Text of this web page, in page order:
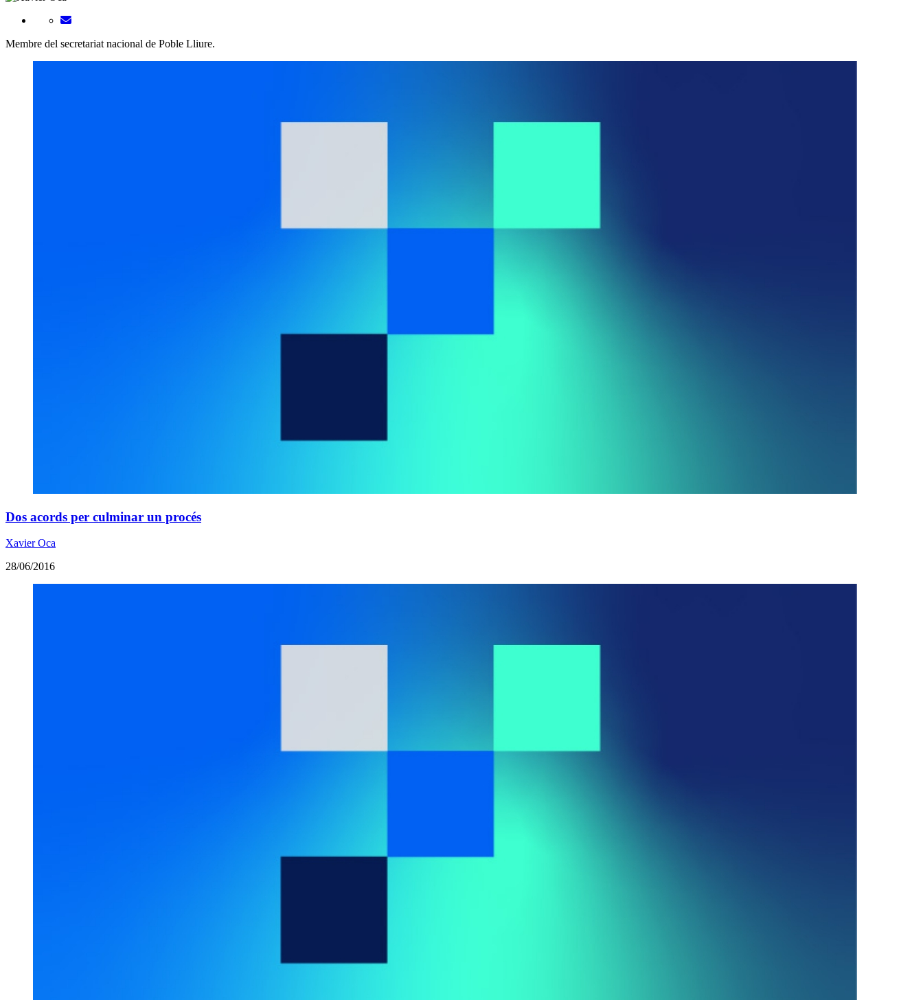
Membre del secretariat nacional de Poble Lliure.
Dos acords per culminar un procés
Xavier Oca
28/06/2016